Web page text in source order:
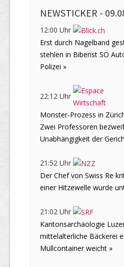
NEWSTICKER -
12:00 Uhr
Erst durch Nagelband
stehlen in Biberist SO
Polizei »
22:12 Uhr
Monster-Prozess in
Zwei Professoren
Unabhängigkeit der
21:52 Uhr
Der Chef von Swiss Re
einer Hitzewelle wurde
21:02 Uhr
Kantonsarchäologie
mittelalterliche Bäckerei
Müllcontainer weicht »